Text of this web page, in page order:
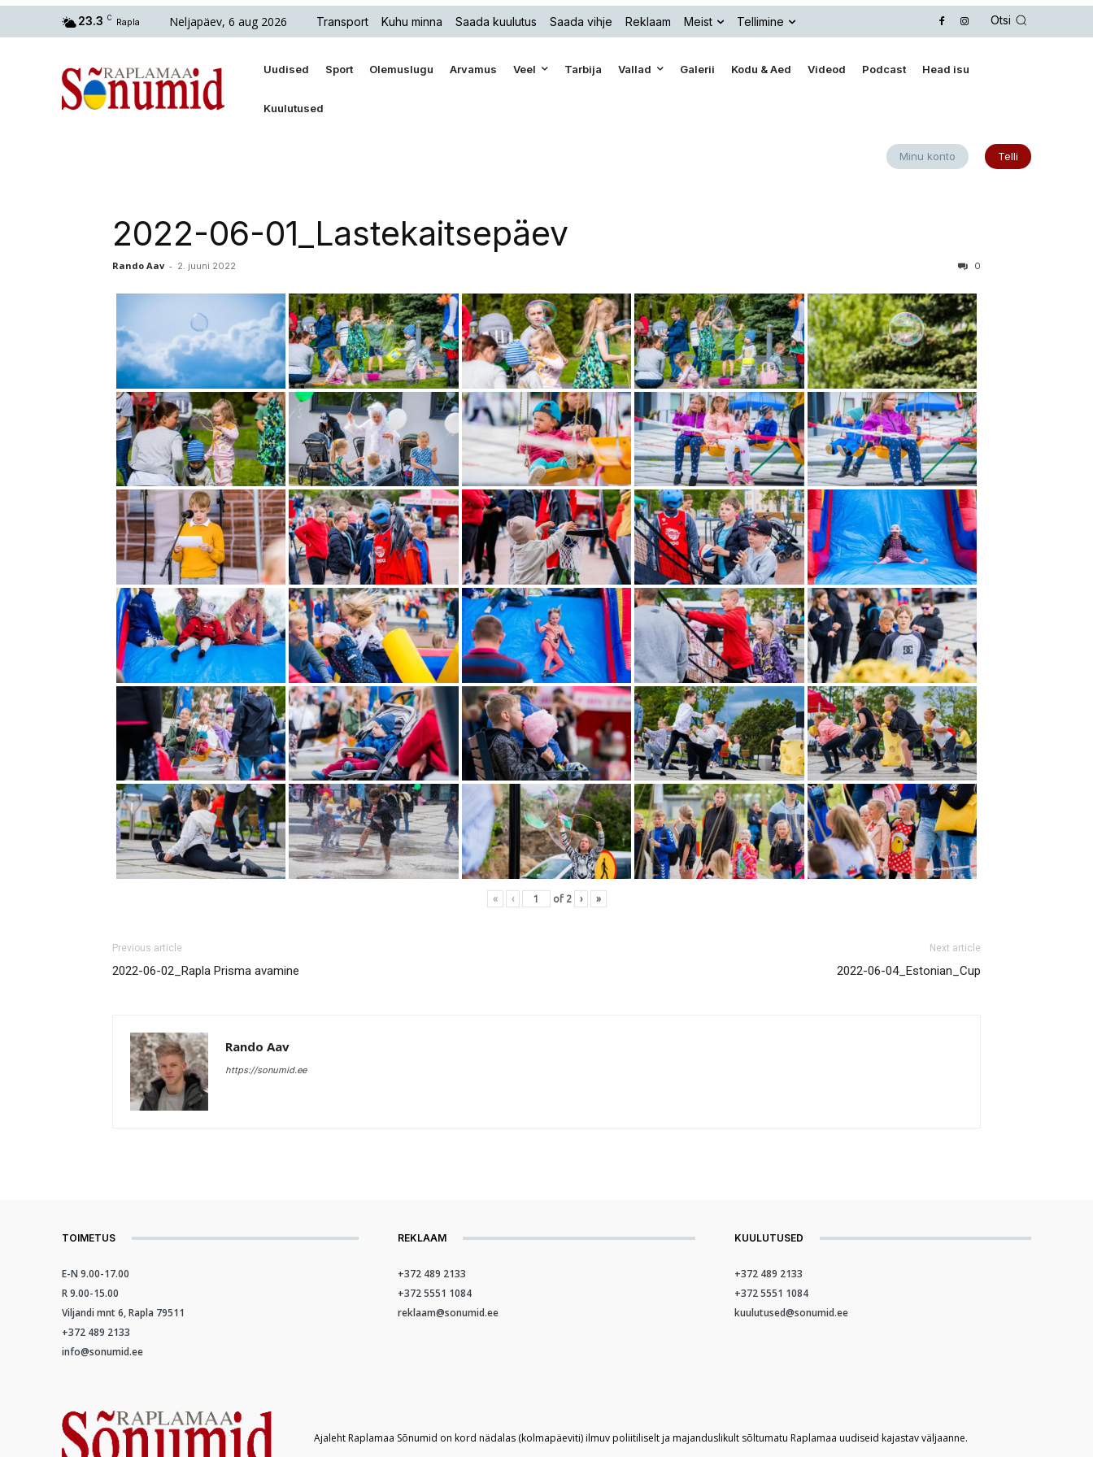
23.3 C Rapla Neljapäev, 6 aug 2026 Transport Kuhu minna Saada kuulutus Saada vihje Reklaam Meist Tellimine Otsi
Uudised Sport Olemuslugu Arvamus Veel Tarbija Vallad Galerii Kodu & Aed Videod Podcast Head isu
Kuulutused
Minu konto Telli
2022-06-01_Lastekaitsepäev
Rando Aav - 2. juuni 2022 0
« ‹ of 2 › »
Previous article
2022-06-02_Rapla Prisma avamine
Next article
2022-06-04_Estonian_Cup
Rando Aav
https://sonumid.ee
TOIMETUS
E-N 9.00-17.00
R 9.00-15.00
Viljandi mnt 6, Rapla 79511
+372 489 2133
info@sonumid.ee
REKLAAM
+372 489 2133
+372 5551 1084
reklaam@sonumid.ee
KUULUTUSED
+372 489 2133
+372 5551 1084
kuulutused@sonumid.ee
Ajaleht Raplamaa Sõnumid on kord nädalas (kolmapäeviti) ilmuv poliitiliselt ja majanduslikult sõltumatu Raplamaa uudiseid kajastav väljaanne.